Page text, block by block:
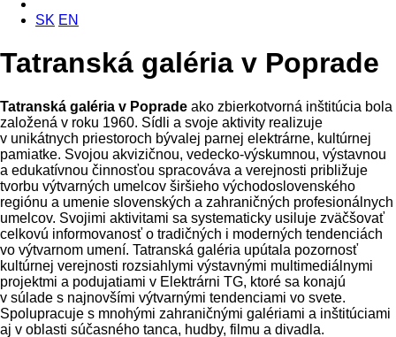
SK EN
Tatranská galéria v Poprade
Tatranská galéria v Poprade ako zbierkotvorná inštitúcia bola
založená v roku 1960. Sídli a svoje aktivity realizuje
v unikátnych priestoroch bývalej parnej elektrárne, kultúrnej
pamiatke. Svojou akvizičnou, vedecko-výskumnou, výstavnou
a edukatívnou činnosťou spracováva a verejnosti približuje
tvorbu výtvarných umelcov širšieho východoslovenského
regiónu a umenie slovenských a zahraničných profesionálnych
umelcov. Svojimi aktivitami sa systematicky usiluje zväčšovať
celkovú informovanosť o tradičných i moderných tendenciách
vo výtvarnom umení. Tatranská galéria upútala pozornosť
kultúrnej verejnosti rozsiahlymi výstavnými multimediálnymi
projektmi a podujatiami v Elektrárni TG, ktoré sa konajú
v súlade s najnovšími výtvarnými tendenciami vo svete.
Spolupracuje s mnohými zahraničnými galériami a inštitúciami
aj v oblasti súčasného tanca, hudby, filmu a divadla.